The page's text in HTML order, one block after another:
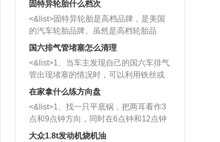
固特异轮胎什么档次
<&list>固特异轮胎是高档品牌，是美国
的汽车轮胎品牌。虽然是高档轮胎品
牌，但是中高低端的轮胎都有生产，这
也是为了更好的开拓市场。
国六排气管堵塞怎么清理
<&list>1、当车主发现自己的国六车排气
管出现堵塞的情况时，可以利用铁丝或
者是细棍，直接将杂物给取出来，如果
堵塞情况比较严重，也可以采取应急措
施。 <&list>2、直接利用木棍将所有的
杂物推到排气管里面的位置处，然后将
三元催化器拆解开，就可以将堵塞的东
在家拿什么练方向盘
<&list>1、找一只平底锅，把两耳看作3
点和9点钟方向，同时在6点钟和12点钟
方向做一个标记。 <&list>2、双手握住
大众1.8t发动机烧机油